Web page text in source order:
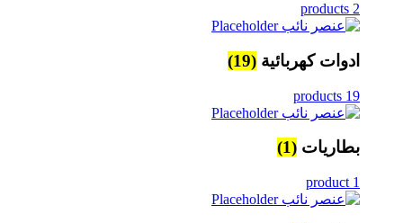
2 products
ادوات كهربائية (19)
19 products
بطاريات (1)
1 product